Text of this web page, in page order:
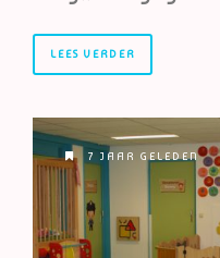
LEES VERDER
7 JAAR GELEDEN